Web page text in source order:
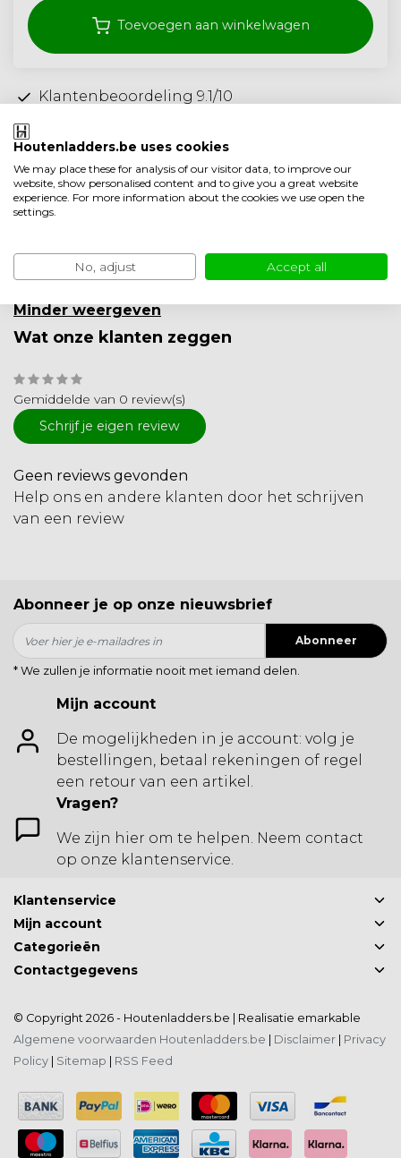
Toevoegen aan winkelwagen
Klantenbeoordeling 9.1/10
Ambachtelijke kwaliteit uit Nederland
Toevoegen aan vergelijking
Productomschrijving
Product informatie
Minder weergeven
Wat onze klanten zeggen
Gemiddelde van 0 review(s)
Schrijf je eigen review
Geen reviews gevonden
Help ons en andere klanten door het schrijven
van een review
Abonneer je op onze nieuwsbrief
Abonneer
* We zullen je informatie nooit met iemand delen.
Mijn account
De mogelijkheden in je account: volg je
bestellingen, betaal rekeningen of regel
een retour van een artikel.
Vragen?
We zijn hier om te helpen. Neem contact
op onze klantenservice.
Klantenservice
Mijn account
Categorieën
Contactgegevens
© Copyright 2026 - Houtenladders.be | Realisatie emarkable
Algemene voorwaarden Houtenladders.be
Disclaimer
Privacy
Policy
Sitemap RSS Feed
Houtenladders.be uses cookies
We may place these for analysis of our visitor data, to improve our
website, show personalised content and to give you a great website
experience. For more information about the cookies we use open the
settings.
No, adjust Accept all